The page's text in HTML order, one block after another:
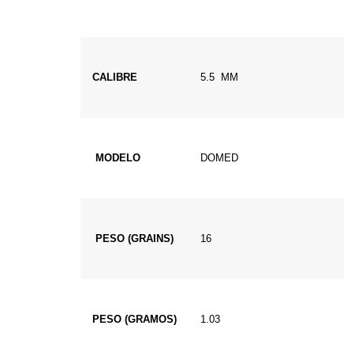
CALIBRE 5.5 MM
MODELO DOMED
PESO (GRAINS) 16
PESO (GRAMOS) 1.03